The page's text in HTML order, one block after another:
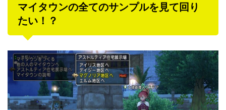
マイタウンの全てのサンプルを見て回り
たい！？